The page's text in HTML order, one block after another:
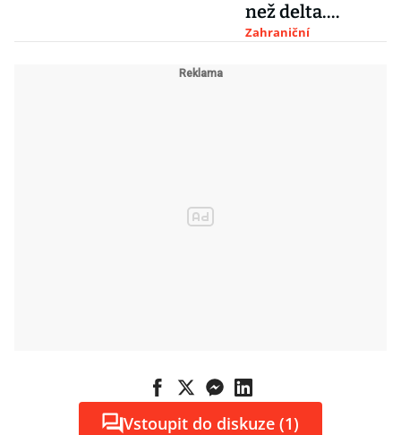
než delta.
Startuje závod
Zahraniční
Vstoupit do diskuze (1)